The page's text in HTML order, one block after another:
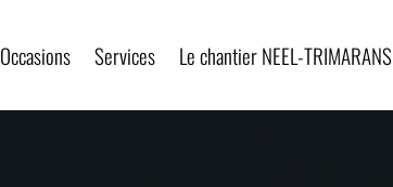
Occasions Services Le chantier NEEL-TRIMARANS